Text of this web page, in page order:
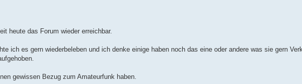
heute das Forum wieder erreichbar.
ich es gern wiederbeleben und ich denke einige haben noch das eine oder andere was sie gern
gewissen Bezug zum Amateurfunk haben.